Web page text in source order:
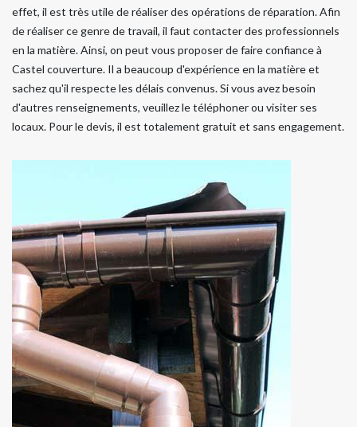
effet, il est très utile de réaliser des opérations de réparation. Afin
de réaliser ce genre de travail, il faut contacter des professionnels
en la matière. Ainsi, on peut vous proposer de faire confiance à
Castel couverture. Il a beaucoup d'expérience en la matière et
sachez qu'il respecte les délais convenus. Si vous avez besoin
d'autres renseignements, veuillez le téléphoner ou visiter ses
locaux. Pour le devis, il est totalement gratuit et sans engagement.